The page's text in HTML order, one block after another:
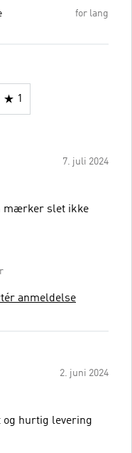
for lang
1
7. juli 2024
mærker slet ikke
anmeldelse
2. juni 2024
Produktet lever op som forventet og hurtig levering